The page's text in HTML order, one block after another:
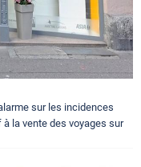
sur les incidences
à la vente des voyages sur